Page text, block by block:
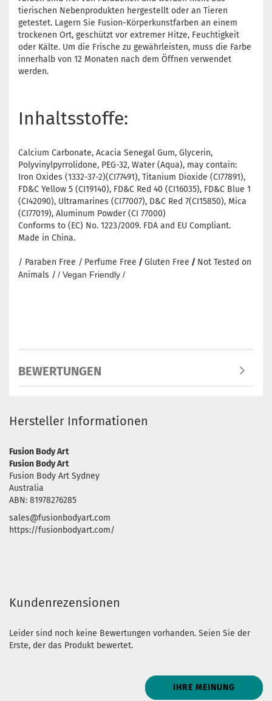
tierischen Nebenprodukten hergestellt oder an Tieren
getestet. Lagern Sie Fusion-Körperkunstfarben an einem
trockenen Ort, geschützt vor extremer Hitze, Feuchtigkeit
oder Kälte. Um die Frische zu gewährleisten, muss die Farbe
innerhalb von 12 Monaten nach dem Öffnen verwendet
werden.
Inhaltsstoffe:
Calcium Carbonate, Acacia Senegal Gum, Glycerin,
Polyvinylpyrrolidone, PEG-32, Water (Aqua), may contain:
Iron Oxides (1332-37-2)(CI77491), Titanium Dioxide (CI77891),
FD&C Yellow 5 (CI19140), FD&C Red 40 (CI16035), FD&C Blue 1
(CI42090), Ultramarines (CI77007), D&C Red 7(CI15850), Mica
(CI77019), Aluminum Powder (CI 77000)
Conforms to (EC) No. 1223/2009. FDA and EU Compliant.
Made in China.
/ Paraben Free / Perfume Free /Gluten Free / Not Tested on
Animals / / Vegan Friendly /
BEWERTUNGEN
Hersteller Informationen
Fusion Body Art
Fusion Body Art
Fusion Body Art Sydney
Australia
ABN: 81978276285
sales@fusionbodyart.com
https://fusionbodyart.com/
Kundenrezensionen
Leider sind noch keine Bewertungen vorhanden. Seien Sie der
Erste, der das Produkt bewertet.
IHRE MEINUNG